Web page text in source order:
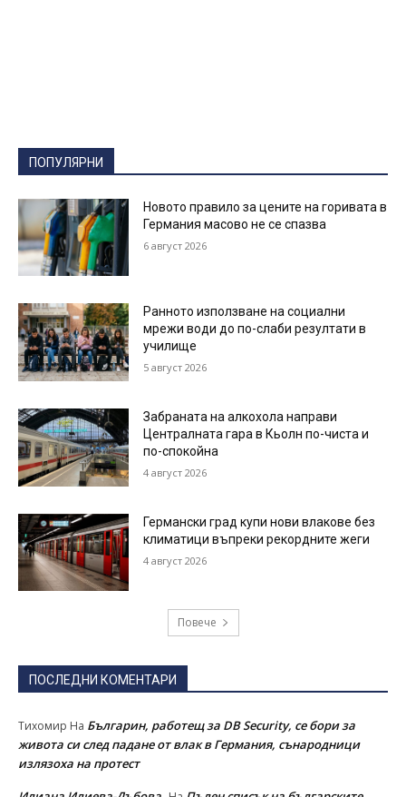
ПОПУЛЯРНИ
Новото правило за цените на горивата в
Германия масово не се спазва
6 август 2026
Ранното използване на социални
мрежи води до по-слаби резултати в
училище
5 август 2026
Забраната на алкохола направи
Централната гара в Кьолн по-чиста и
по-спокойна
4 август 2026
Германски град купи нови влакове без
климатици въпреки рекордните жеги
4 август 2026
Повече
ПОСЛЕДНИ КОМЕНТАРИ
Тихомир На Българин, работещ за DB Security, се бори за
живота си след падане от влак в Германия, сънародници
излязоха на протест